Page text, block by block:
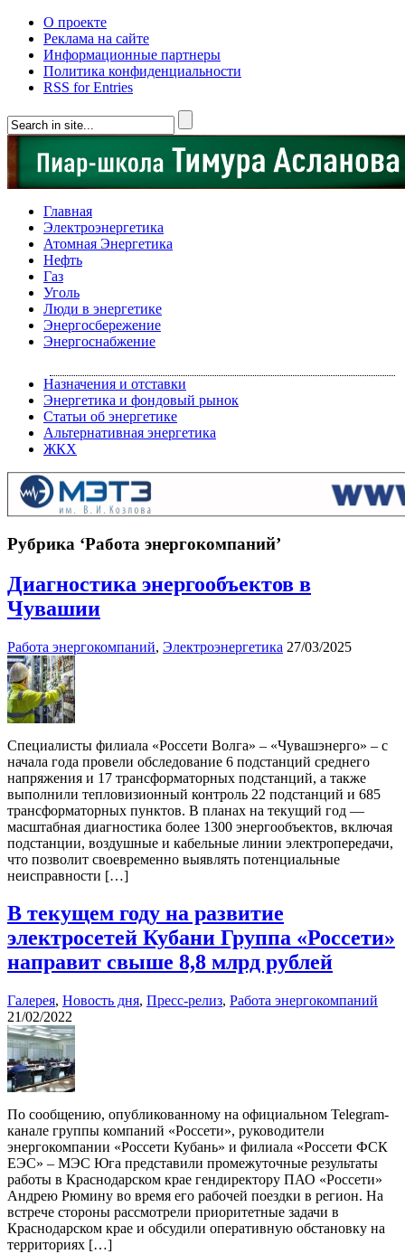
О проекте
Реклама на сайте
Информационные партнеры
Политика конфиденциальности
RSS for Entries
Главная
Электроэнергетика
Атомная Энергетика
Нефть
Газ
Уголь
Люди в энергетике
Энергосбережение
Энергоснабжение
Назначения и отставки
Энергетика и фондовый рынок
Статьи об энергетике
Альтернативная энергетика
ЖКХ
Рубрика ‘Работа энергокомпаний’
Диагностика энергообъектов в
Чувашии
Работа энергокомпаний, Электроэнергетика 27/03/2025
Специалисты филиала «Россети Волга» – «Чувашэнерго» – с
начала года провели обследование 6 подстанций среднего
напряжения и 17 трансформаторных подстанций, а также
выполнили тепловизионный контроль 22 подстанций и 685
трансформаторных пунктов. В планах на текущий год —
масштабная диагностика более 1300 энергообъектов, включая
подстанции, воздушные и кабельные линии электропередачи,
что позволит своевременно выявлять потенциальные
неисправности […]
В текущем году на развитие
электросетей Кубани Группа «Россети»
направит свыше 8,8 млрд рублей
Галерея, Новость дня, Пресс-релиз, Работа энергокомпаний
21/02/2022
По сообщению, опубликованному на официальном Telegram-
канале группы компаний «Россети», руководители
энергокомпании «Россети Кубань» и филиала «Россети ФСК
ЕЭС» – МЭС Юга представили промежуточные результаты
работы в Краснодарском крае гендиректору ПАО «Россети»
Андрею Рюмину во время его рабочей поездки в регион. На
встрече стороны рассмотрели приоритетные задачи в
Краснодарском крае и обсудили оперативную обстановку на
территориях […]